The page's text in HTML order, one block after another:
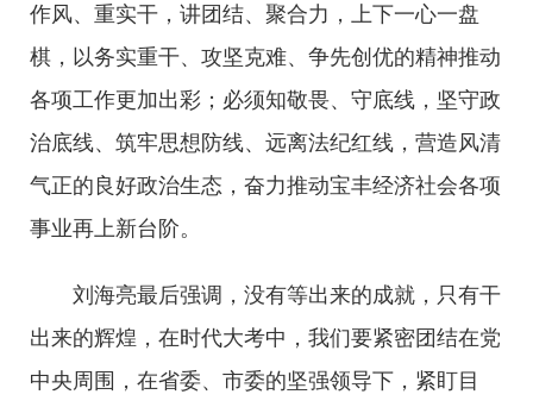
作风、重实干，讲团结、聚合力，上下一心一盘
棋，以务实重干、攻坚克难、争先创优的精神推动
各项工作更加出彩；必须知敬畏、守底线，坚守政
治底线、筑牢思想防线、远离法纪红线，营造风清
气正的良好政治生态，奋力推动宝丰经济社会各项
事业再上新台阶。
刘海亮最后强调，没有等出来的成就，只有干
出来的辉煌，在时代大考中，我们要紧密团结在党
中央周围，在省委、市委的坚强领导下，紧盯目